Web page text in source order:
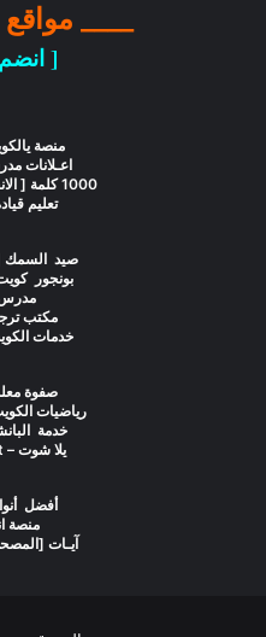
____
[ انضم
منصة
اعـلانات
1000 كلمة [ الانجليزية للمبتدئين ]
تعليم
صيد السمك
بونجور
مكتب
خدمات
صفوة
رياضيات
خدمة
يلا شوت – Yalla Shoot
أفضل
منصة
آيـات